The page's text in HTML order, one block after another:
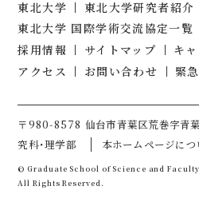
東北大学
東北大学研究者紹介
東北大学 国際学術交流協定一覧
採用情報
サイトマップ
キ
アクセス
お問い合わせ 緊
〒980-8578 仙台市青葉区荒巻字青
究科・理学部
本ホームページにつ
© Graduate School of Science and
All Rights Reserved.